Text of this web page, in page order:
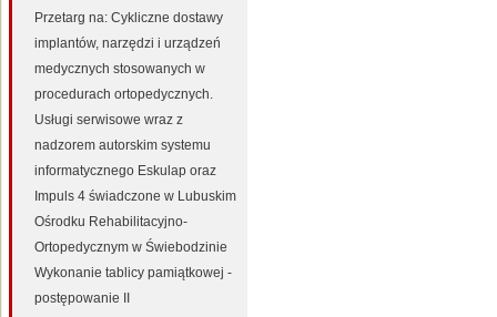
Przetarg na: Cykliczne dostawy
implantów, narzędzi i urządzeń
medycznych stosowanych w
procedurach ortopedycznych.
Usługi serwisowe wraz z
nadzorem autorskim systemu
informatycznego Eskulap oraz
Impuls 4 świadczone w Lubuskim
Ośrodku Rehabilitacyjno-
Ortopedycznym w Świebodzinie
Wykonanie tablicy pamiątkowej -
postępowanie II